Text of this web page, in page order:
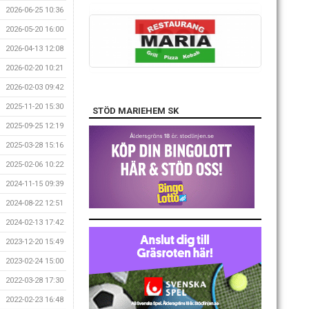
2026-06-25 10:36
2026-05-20 16:00
2026-04-13 12:08
2026-02-20 10:21
2026-02-03 09:42
2025-11-20 15:30
2025-09-25 12:19
2025-03-28 15:16
2025-02-06 10:22
2024-11-15 09:39
2024-08-22 12:51
2024-02-13 17:42
2023-12-20 15:49
2023-02-24 15:00
2022-03-28 17:30
2022-02-23 16:48
STÖD MARIEHEM SK